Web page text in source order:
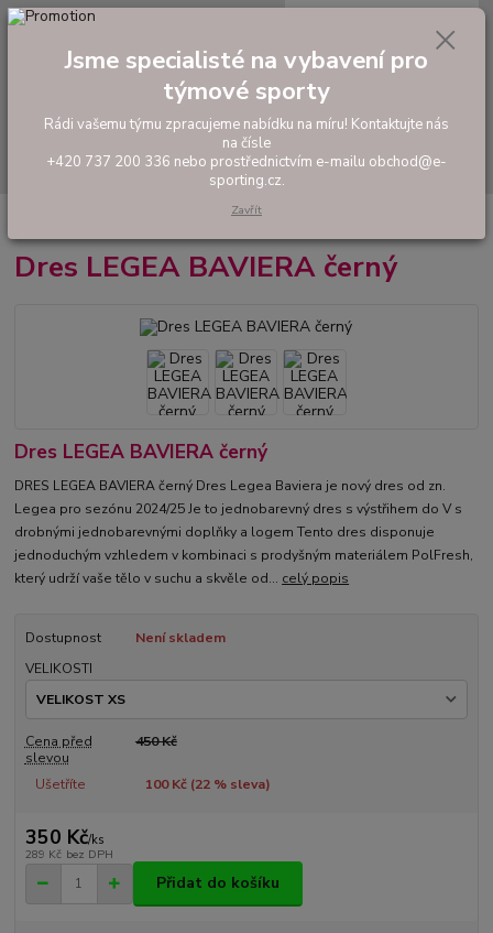
Hledat
tel: +420 737 200 336
0,00 Kč
Dres LEGEA BAVIERA černý
Dres LEGEA BAVIERA černý
Dres LEGEA BAVIERA černý
DRES LEGEA BAVIERA černý Dres Legea Baviera je nový dres od zn.
Legea pro sezónu 2024/25 Je to jednobarevný dres s výstřihem do V s
drobnými jednobarevnými doplňky a logem Tento dres disponuje
jednoduchým vzhledem v kombinaci s prodyšným materiálem PolFresh,
který udrží vaše tělo v suchu a skvěle od... celý popis
Dostupnost
Není skladem
VELIKOSTI
Cena před
slevou
450 Kč
Ušetříte 100 Kč (22% sleva)
350 Kč/ks
289 Kč bez DPH
Přidat do košíku
Jsme specialisté na vybavení pro
týmové sporty
Rádi vašemu týmu zpracujeme nabídku na míru! Kontaktujte nás
na čísle
+420 737 200 336 nebo prostřednictvím e-mailu obchod@e-
sporting.cz.
Zavřít